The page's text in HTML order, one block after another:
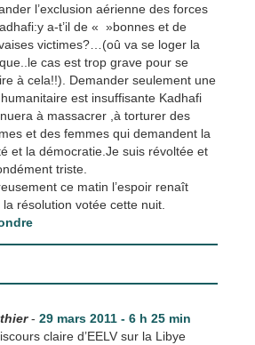
l’exclusion aérienne des forces
a-t’il de « »bonnes et de
victimes?…(oû va se loger la
cas est trop grave pour se
à cela!!). Demander seulement une
est insuffisante Kadhafi
à massacrer ,à torturer des
et des femmes qui demandent la
et la démocratie.Je suis révoltée et
triste.
ce matin l’espoir renaît
la résolution votée cette nuit.
- 29 mars 2011 - 6 h 25 min
claire d’EELV sur la Libye